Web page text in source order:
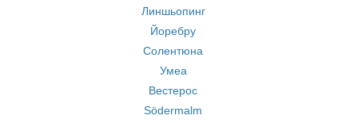
Линшьопинг
Йоребру
Солентюна
Умеа
Вестерос
Södermalm